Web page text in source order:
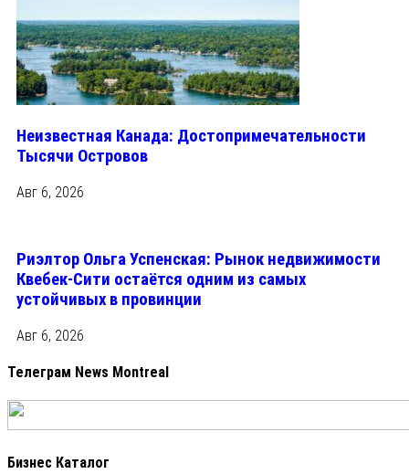
Неизвестная Канада: Достопримечательности
Тысячи Островов
Авг 6, 2026
Риэлтор Ольга Успенская: Рынок недвижимости
Квебек-Сити остаётся одним из самых
устойчивых в провинции
Авг 6, 2026
Телеграм News Montreal
Бизнес Каталог